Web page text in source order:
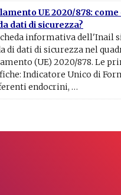
UE 2020/878:
dati di sicurezza?
informativa dell'Inail
di dati di sicurezza nel
(UE) 2020/878. Le
Indicatore Unico di
endocrini, …